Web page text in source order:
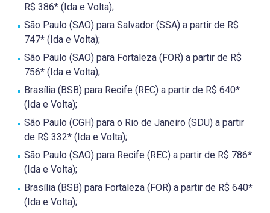
R$ 386* (Ida e Volta);
São Paulo (SAO) para Salvador (SSA) a partir de R$
747* (Ida e Volta);
São Paulo (SAO) para Fortaleza (FOR) a partir de R$
756* (Ida e Volta);
Brasília (BSB) para Recife (REC) a partir de R$ 640*
(Ida e Volta);
São Paulo (CGH) para o Rio de Janeiro (SDU) a partir
de R$ 332* (Ida e Volta);
São Paulo (SAO) para Recife (REC) a partir de R$ 786*
(Ida e Volta);
Brasília (BSB) para Fortaleza (FOR) a partir de R$ 640*
(Ida e Volta);